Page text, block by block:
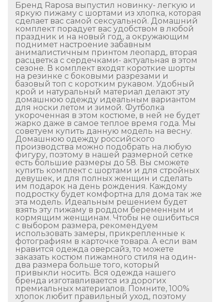
Бренд Raposa выпустил новинку- легкую и
яркую пижаму с шортами из хлопка, которая
сделает вас самой сексуальной. Домашний
комплект порадует вас удобством в любой
праздник и на новый год, а окружающим
поднимет настроение забавным
анималистичным принтом леопард, вторая
расцветка с сердечками- актуальная в этом
сезоне. В комплект входят короткие шорты
на резинке с боковыми разрезами и
базовый топ с коротким рукавом. Удобный
крой и натуральный материал делают эту
домашнюю одежду идеальным вариантом
для носки летом и зимой. Футболка
укороченная в этом костюме, в ней не будет
жарко даже в самое теплое время года. Мы
советуем купить данную модель на весну.
Домашнюю одежду российского
производства можно подобрать на любую
фигуру, поэтому в нашей размерной сетке
есть большие размеры до 58. Вы сможете
купить комплект с шортами и для стройных
девушек, и для полных женщин и сделать
им подарок на день рождения. Каждому
подростку будет комфортна для дома так же
эта модель. Идеальным решением будет
взять эту пижаму в роддом беременным и
кормящим женщинам. Чтобы не ошибиться
с выбором размера, рекомендуем
использовать замеры, прикрепленные к
фотографиям в карточке товара. А если вам
нравится одежда оверсайз, то можете
заказать костюм пижамного стиля на один-
два размера больше того, который
привыкли носить. Вся одежда нашего
бренда изготавливается из дорогих
премиальных материалов. Помните, 100%
хлопок любит правильный уход, поэтому